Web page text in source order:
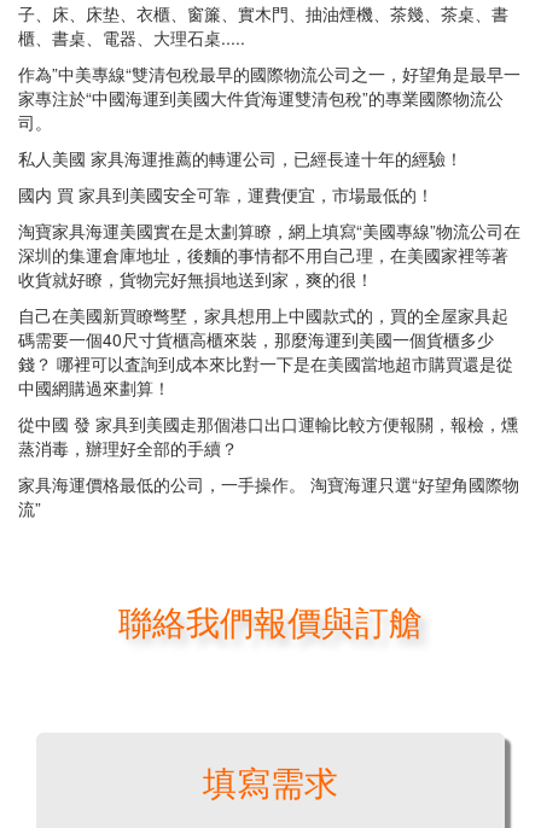
子、床、床垫、衣櫃、窗簾、實木門、抽油煙機、茶幾、茶桌、書
櫃、書桌、電器、大理石桌.....
作為”中美專線“雙清包稅最早的國際物流公司之一，好望角是最早一
家專注於“中國海運到美國大件貨海運雙清包稅”的專業國際物流公
司。
私人美國 家具海運推薦的轉運公司，已經長達十年的經驗！
國内 買 家具到美國安全可靠，運費便宜，市場最低的！
淘寶家具海運美國實在是太劃算瞭，網上填寫“美國專線”物流公司在
深圳的集運倉庫地址，後麵的事情都不用自己理，在美國家裡等著
收貨就好瞭，貨物完好無損地送到家，爽的很！
自己在美國新買瞭彆墅，家具想用上中國款式的，買的全屋家具起
碼需要一個40尺寸貨櫃高櫃來裝，那麼海運到美國一個貨櫃多少
錢？ 哪裡可以査詢到成本來比對一下是在美國當地超市購買還是從
中國網購過來劃算！
從中國 發 家具到美國走那個港口出口運輸比較方便報關，報檢，燻
蒸消毒，辦理好全部的手續？
家具海運價格最低的公司，一手操作。 淘寶海運只選“好望角國際物
流”
聯絡我們報價與訂艙
填寫需求